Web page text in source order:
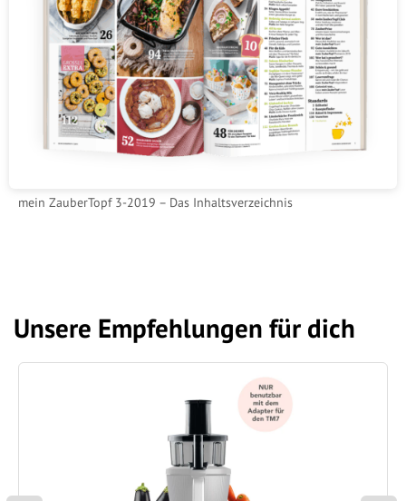
mein ZauberTopf 3-2019 – Das Inhaltsverzeichnis
Unsere Empfehlungen für dich